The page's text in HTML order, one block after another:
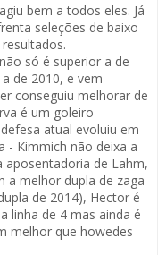
bem a todos eles. Já
seleções de baixo
só é superior a de
de 2010, e vem
conseguiu melhorar de
é um goleiro
atual evoluiu em
- Kimmich não deixa a
aposentadoria de Lahm,
a melhor dupla de zaga
de 2014), Hector é
linha de 4 mas ainda é
melhor que howedes